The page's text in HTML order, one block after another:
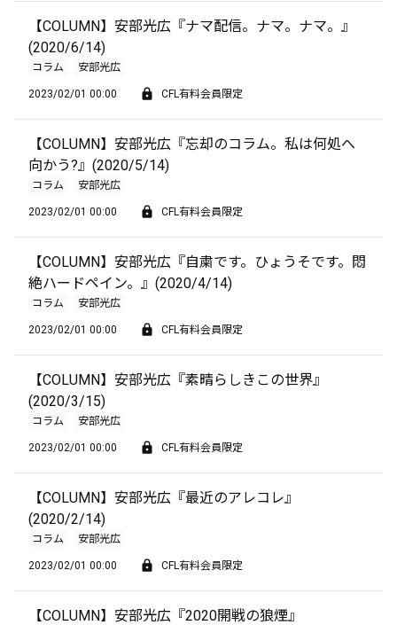
【COLUMN】安部光広『ナマ配信。ナマ。ナマ。』
(2020/6/14)
コラム 安部光広
2023/02/01 00:00 CFL有料会員限定
【COLUMN】安部光広『忘却のコラム。私は何処へ
向かう?』(2020/5/14)
コラム 安部光広
2023/02/01 00:00 CFL有料会員限定
【COLUMN】安部光広『自粛です。ひょうそです。悶
絶ハードペイン。』(2020/4/14)
コラム 安部光広
2023/02/01 00:00 CFL有料会員限定
【COLUMN】安部光広『素晴らしきこの世界』
(2020/3/15)
コラム 安部光広
2023/02/01 00:00 CFL有料会員限定
【COLUMN】安部光広『最近のアレコレ』
(2020/2/14)
コラム 安部光広
2023/02/01 00:00 CFL有料会員限定
【COLUMN】安部光広『2020開戦の狼煙』